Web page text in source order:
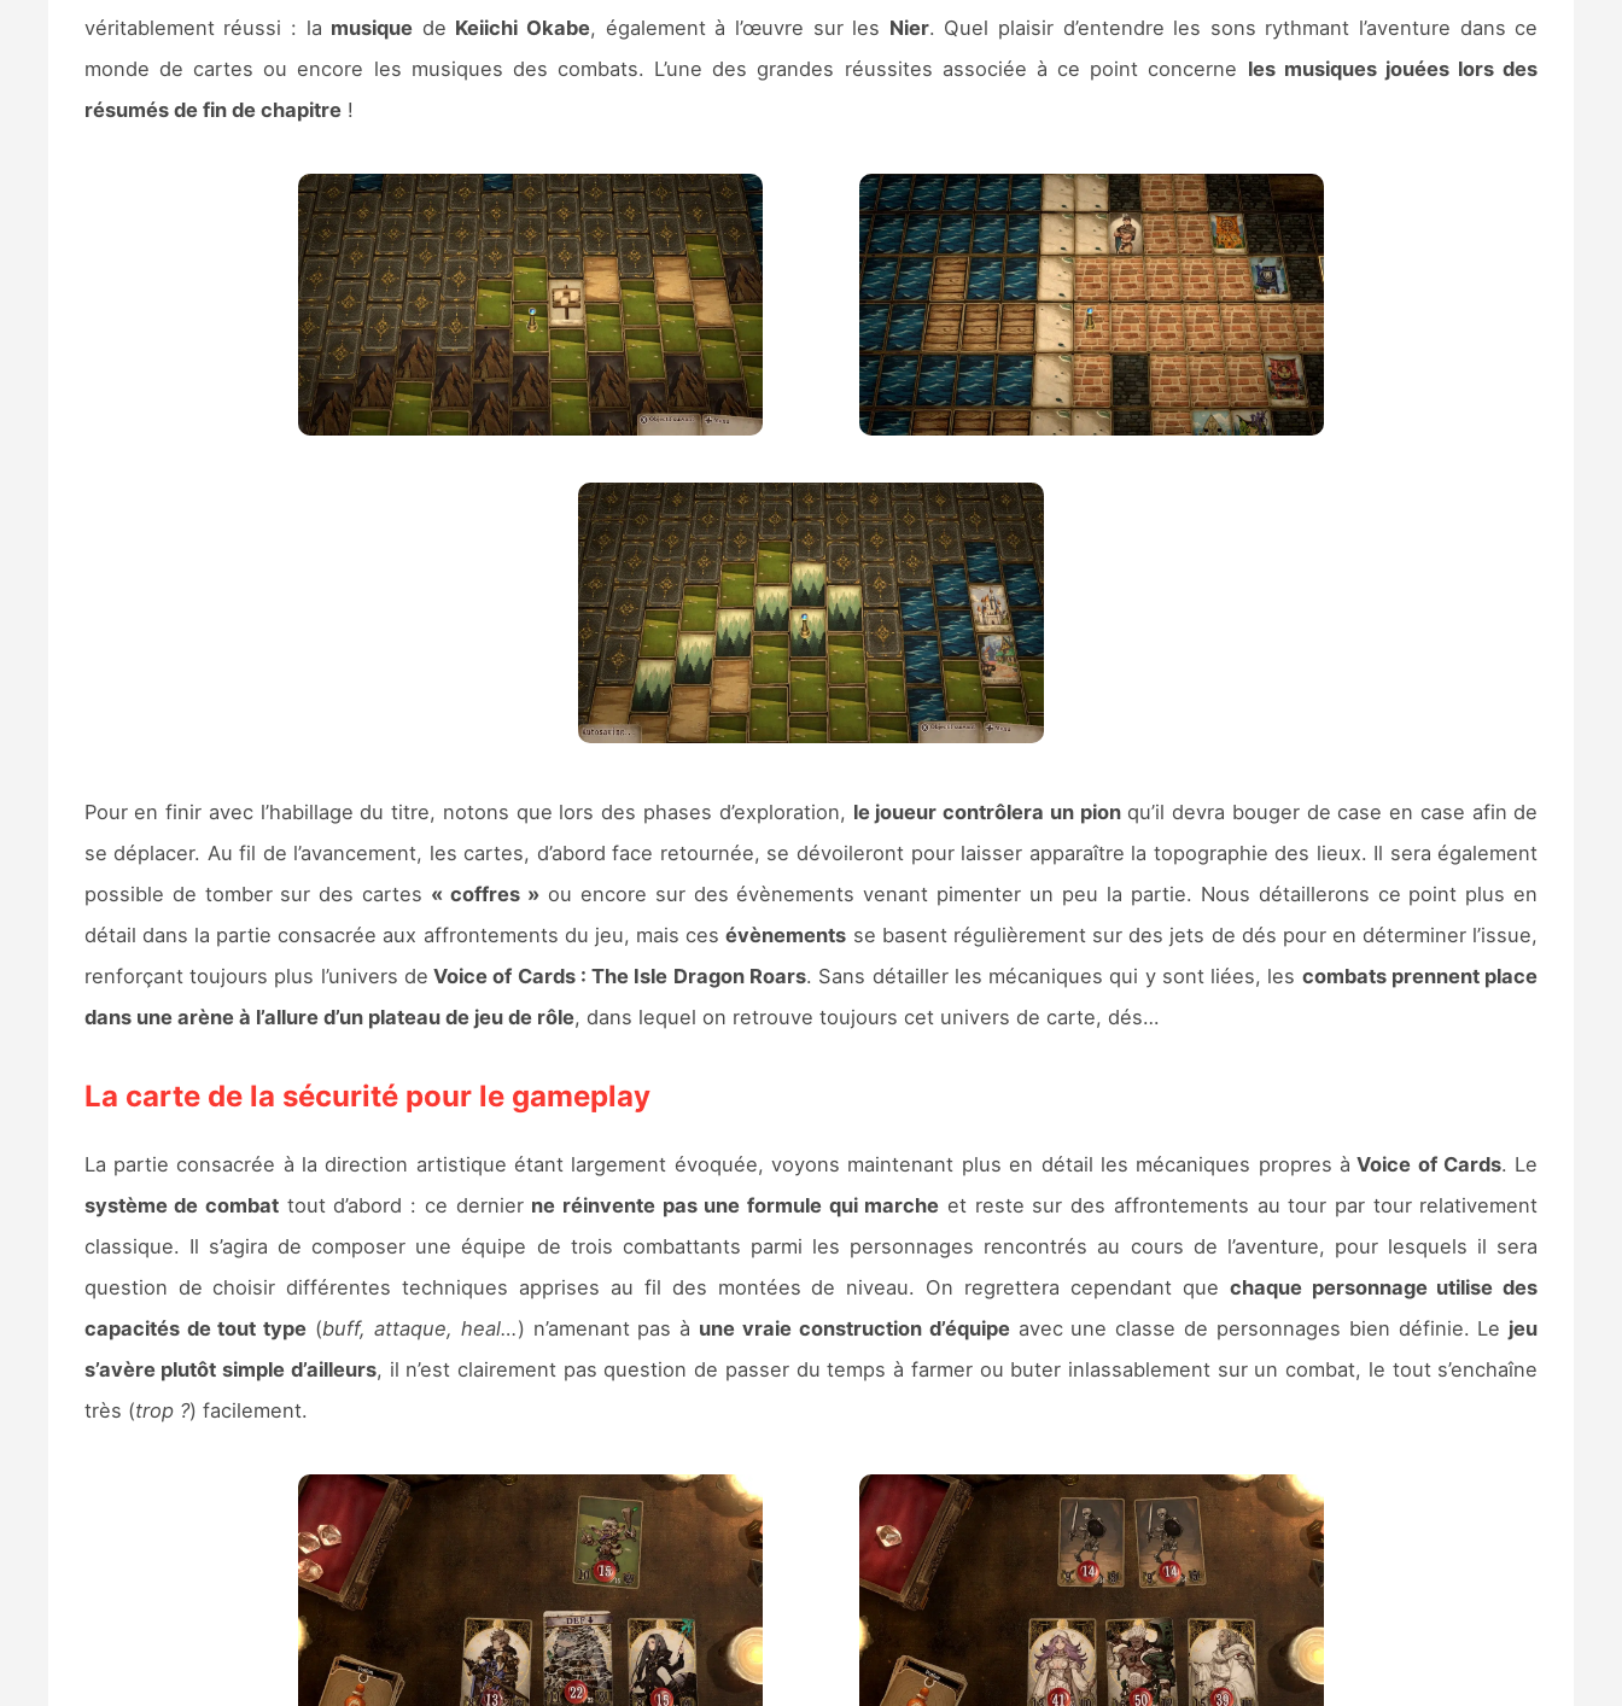
véritablement réussi : la musique de Keiichi Okabe, également à l’œuvre sur les Nier. Quel plaisir d’entendre les sons rythmant l’aventure dans ce
monde de cartes ou encore les musiques des combats. L’une des grandes réussites associée à ce point concerne les musiques jouées lors des
résumés de fin de chapitre!
Pour en finir avec l’habillage du titre, notons que lors des phases d’exploration, le joueur contrôlera un pionqu’il devra bouger de case en case afin de
se déplacer. Au fil de l’avancement, les cartes, d’abord face retournée, se dévoileront pour laisser apparaître la topographie des lieux. Il sera également
possible de tomber sur des cartes « coffres »ou encore sur des évènements venant pimenter un peu la partie. Nous détaillerons ce point plus en
détail dans la partie consacrée aux affrontements du jeu, mais cesévènements se basent régulièrement sur des jets de dés pour en déterminer l’issue,
renforçant toujours plus l’univers de Voice of Cards : The Isle Dragon Roars. Sans détailler les mécaniques qui y sont liées, les combats prennent place
dans une arène à l’allure d’un plateau de jeu de rôle, dans lequel on retrouve toujours cet univers de carte, dés…
La carte de la sécurité pour le gameplay
La partie consacrée à la direction artistique étant largement évoquée, voyons maintenant plus en détail les mécaniques propres à Voice of Cards. Le
système de combat tout d’abord : ce dernier ne réinvente pas une formule qui marche et reste sur des affrontements au tour par tour relativement
classique. Il s’agira de composer une équipe de trois combattants parmi les personnages rencontrés au cours de l’aventure, pour lesquels il sera
question de choisir différentes techniques apprises au fil des montées de niveau. On regrettera cependant que chaque personnage utilise des
capacités de tout type (buff, attaque, heal…) n’amenant pas à une vraie construction d’équipeavec une classe de personnages bien définie. Le jeu
s’avère plutôt simple d’ailleurs, il n’est clairement pas question de passer du temps à farmer ou buter inlassablement sur un combat, le tout s’enchaîne
très (trop ?) facilement.